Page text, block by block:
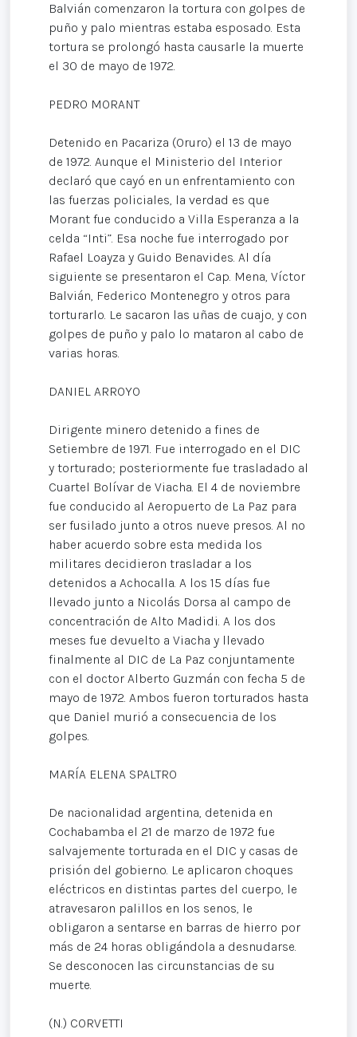
Balvián comenzaron la tortura con golpes de
puño y palo mientras estaba esposado. Esta
tortura se prolongó hasta causarle la muerte
el 30 de mayo de 1972.
PEDRO MORANT
Detenido en Pacariza (Oruro) el 13 de mayo
de 1972. Aunque el Ministerio del Interior
declaró que cayó en un enfrentamiento con
las fuerzas policiales, la verdad es que
Morant fue conducido a Villa Esperanza a la
celda “Inti”. Esa noche fue interrogado por
Rafael Loayza y Guido Benavides. Al día
siguiente se presentaron el Cap. Mena, Víctor
Balvián, Federico Montenegro y otros para
torturarlo. Le sacaron las uñas de cuajo, y con
golpes de puño y palo lo mataron al cabo de
varias horas.
DANIEL ARROYO
Dirigente minero detenido a fines de
Setiembre de 1971. Fue interrogado en el DIC
y torturado; posteriormente fue trasladado al
Cuartel Bolívar de Viacha. El 4 de noviembre
fue conducido al Aeropuerto de La Paz para
ser fusilado junto a otros nueve presos. Al no
haber acuerdo sobre esta medida los
militares decidieron trasladar a los
detenidos a Achocalla. A los 15 días fue
llevado junto a Nicolás Dorsa al campo de
concentración de Alto Madidi. A los dos
meses fue devuelto a Viacha y llevado
finalmente al DIC de La Paz conjuntamente
con el doctor Alberto Guzmán con fecha 5 de
mayo de 1972. Ambos fueron torturados hasta
que Daniel murió a consecuencia de los
golpes.
MARÍA ELENA SPALTRO
De nacionalidad argentina, detenida en
Cochabamba el 21 de marzo de 1972 fue
salvajemente torturada en el DIC y casas de
prisión del gobierno. Le aplicaron choques
eléctricos en distintas partes del cuerpo, le
atravesaron palillos en los senos, le
obligaron a sentarse en barras de hierro por
más de 24 horas obligándola a desnudarse.
Se desconocen las circunstancias de su
muerte.
(N.) CORVETTI